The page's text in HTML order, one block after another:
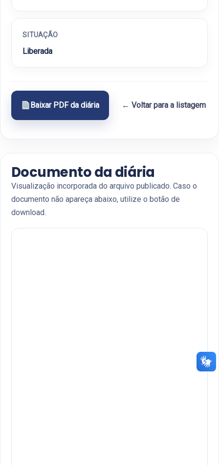
SITUAÇÃO
Liberada
Baixar PDF da diária ← Voltar para a listagem
Documento da diária
Visualização incorporada do arquivo publicado. Caso o
documento não apareça abaixo, utilize o botão de
download.